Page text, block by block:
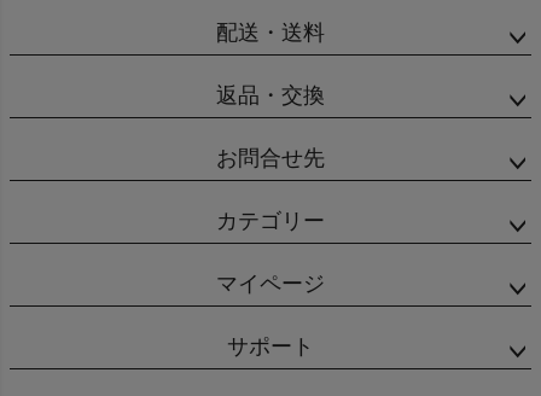
配送・送料
返品・交換
お問合せ先
カテゴリー
マイページ
サポート